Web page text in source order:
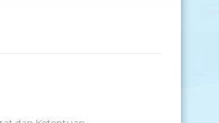
kaki. Beruntungnya
membaik. Mak Unah
Biasanya beliau pergi dari
ke rumah pukul 6 sore.